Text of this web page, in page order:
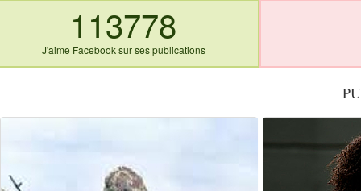
113778
J'aime Facebook sur ses publications